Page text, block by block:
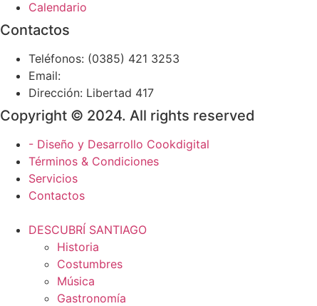
Calendario
Contactos
Teléfonos: (0385) 421 3253
Email:
Dirección: Libertad 417
Copyright © 2024. All rights reserved
- Diseño y Desarrollo Cookdigital
Términos & Condiciones
Servicios
Contactos
DESCUBRÍ SANTIAGO
Historia
Costumbres
Música
Gastronomía